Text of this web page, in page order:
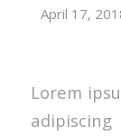
April 17,
Lorem